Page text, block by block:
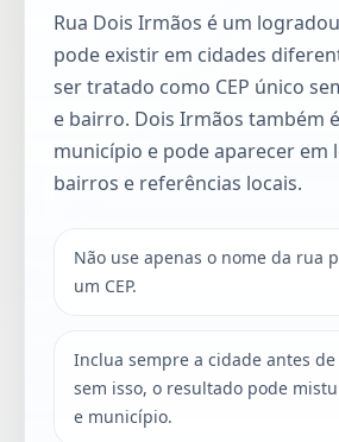
Rua Dois Irmãos é um
pode existir em cidades
ser tratado como CEP único
e bairro. Dois Irmãos também
município e pode aparecer em
bairros e referências locais.
Não use apenas o nome da rua
um CEP.
Inclua sempre a cidade antes
sem isso, o resultado pode
e município.